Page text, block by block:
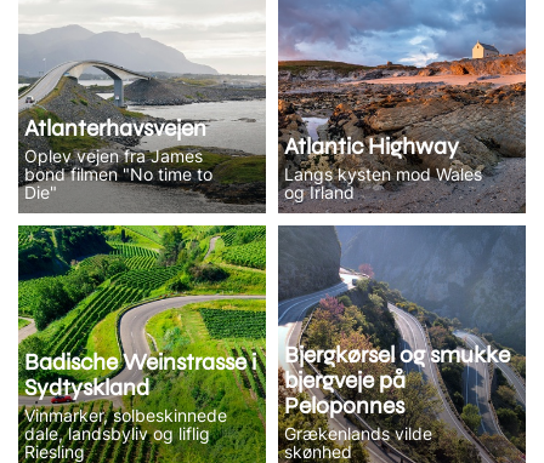
Atlanterhavsvejen
Oplev vejen fra James
bond filmen "No time to
Die"
Atlantic Highway
Langs kysten mod Wales
og Irland
Badische Weinstrasse i
Sydtyskland
Vinmarker, solbeskinnede
dale, landsbyliv og liflig
Riesling
Bjergkørsel og smukke
bjergveje på
Peloponnes
Grækenlands vilde
skønhed